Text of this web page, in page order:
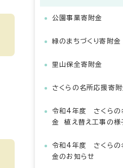
公園事業寄附金
緑のまちづくり寄附金
里山保全寄附金
さくらの名所応援寄
令和4年度 さくらの
金 植え替え工事の様
令和4年度 さくらの
金のお知らせ